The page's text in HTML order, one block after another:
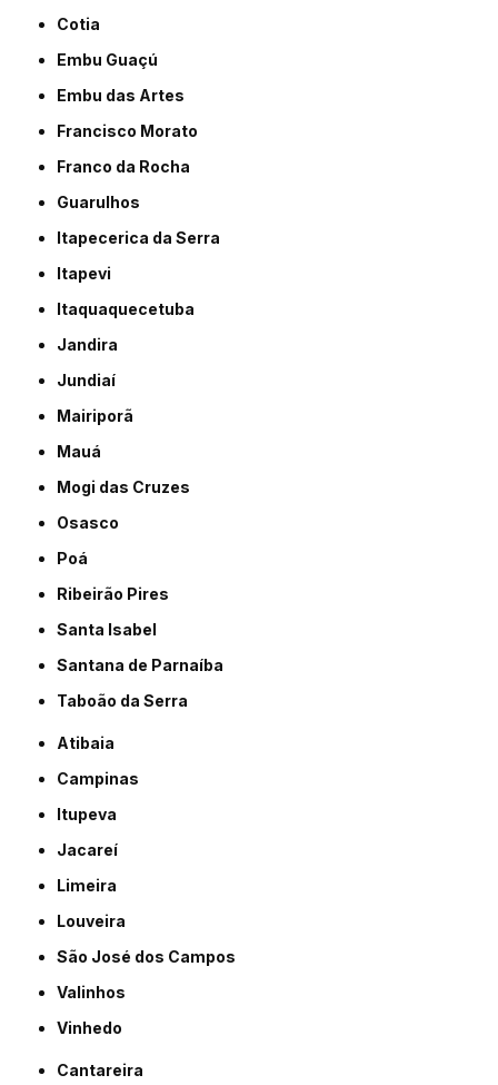
Cotia
Embu Guaçú
Embu das Artes
Francisco Morato
Franco da Rocha
Guarulhos
Itapecerica da Serra
Itapevi
Itaquaquecetuba
Jandira
Jundiaí
Mairiporã
Mauá
Mogi das Cruzes
Osasco
Poá
Ribeirão Pires
Santa Isabel
Santana de Parnaíba
Taboão da Serra
Atibaia
Campinas
Itupeva
Jacareí
Limeira
Louveira
São José dos Campos
Valinhos
Vinhedo
Cantareira